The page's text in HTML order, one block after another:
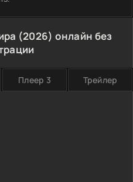
(2026) онлайн без
Плеер 3 Трейлер